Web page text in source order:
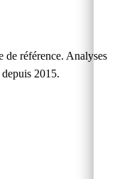
de référence. Analyses
2015.